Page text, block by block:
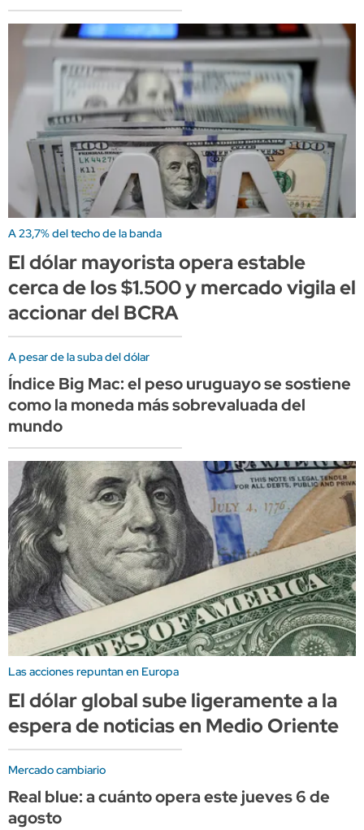
A 23,7% del techo de la banda
El dólar mayorista opera estable
cerca de los $1.500 y mercado vigila el
accionar del BCRA
A pesar de la suba del dólar
Índice Big Mac: el peso uruguayo se sostiene
como la moneda más sobrevaluada del
mundo
Las acciones repuntan en Europa
El dólar global sube ligeramente a la
espera de noticias en Medio Oriente
Mercado cambiario
Real blue: a cuánto opera este jueves 6 de
agosto